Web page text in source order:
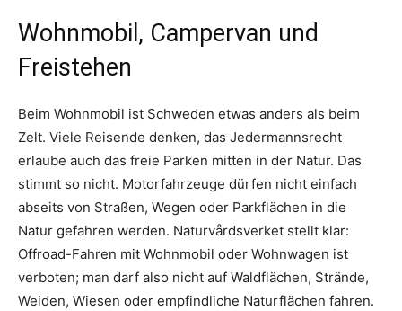
Wohnmobil, Campervan und
Freistehen
Beim Wohnmobil ist Schweden etwas anders als beim
Zelt. Viele Reisende denken, das Jedermannsrecht
erlaube auch das freie Parken mitten in der Natur. Das
stimmt so nicht. Motorfahrzeuge dürfen nicht einfach
abseits von Straßen, Wegen oder Parkflächen in die
Natur gefahren werden. Naturvårdsverket stellt klar:
Offroad-Fahren mit Wohnmobil oder Wohnwagen ist
verboten; man darf also nicht auf Waldflächen, Strände,
Weiden, Wiesen oder empfindliche Naturflächen fahren.